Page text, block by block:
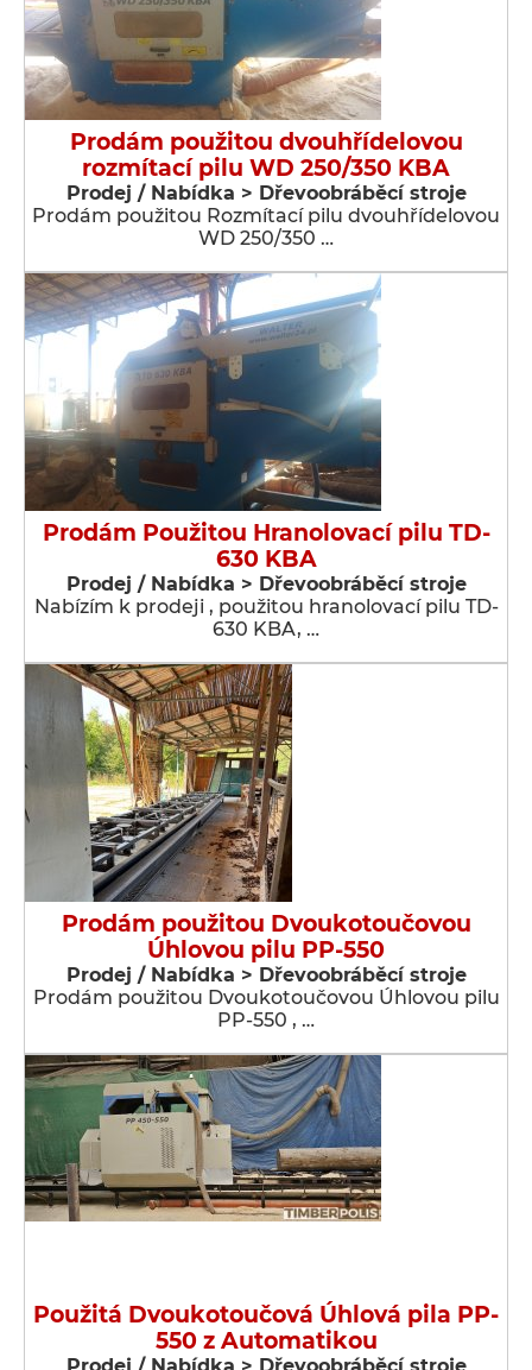
Prodám použitou dvouhřídelovou
rozmítací pilu WD 250/350 KBA
Prodej / Nabídka > Dřevoobráběcí stroje
Prodám použitou Rozmítací pilu dvouhřídelovou
WD 250/350 …
Prodám Použitou Hranolovací pilu TD-
630 KBA
Prodej / Nabídka > Dřevoobráběcí stroje
Nabízím k prodeji , použitou hranolovací pilu TD-
630 KBA, …
Prodám použitou Dvoukotoučovou
Úhlovou pilu PP-550
Prodej / Nabídka > Dřevoobráběcí stroje
Prodám použitou Dvoukotoučovou Úhlovou pilu
PP-550 , …
Použitá Dvoukotoučová Úhlová pila PP-
550 z Automatikou